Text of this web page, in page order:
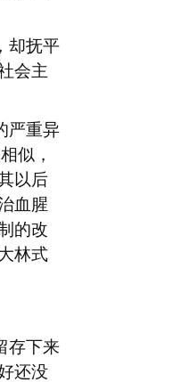
却抚平
会主
严重异
似，
以后
血腥
的改
林式
存下来
还没